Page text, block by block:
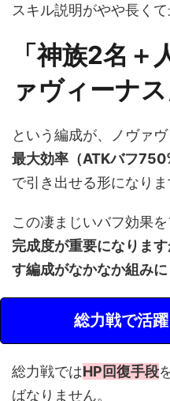
スキル説明がやや長く
「神族2名
ァヴィーナス
という編成が、ノヴァ
最大効率（ATKバフ
で引き出せる形になりま
この凄まじいバフ効果を
完成度が重要になりま
す編成がなかなか組みに
総力戦で活躍
総力戦ではHP回復手段
ばなりません。